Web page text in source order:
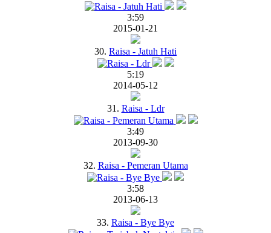
3:59
2015-01-21
30. Raisa - Jatuh Hati
5:19
2014-05-12
31. Raisa - Ldr
3:49
2013-09-30
32. Raisa - Pemeran Utama
3:58
2013-06-13
33. Raisa - Bye Bye